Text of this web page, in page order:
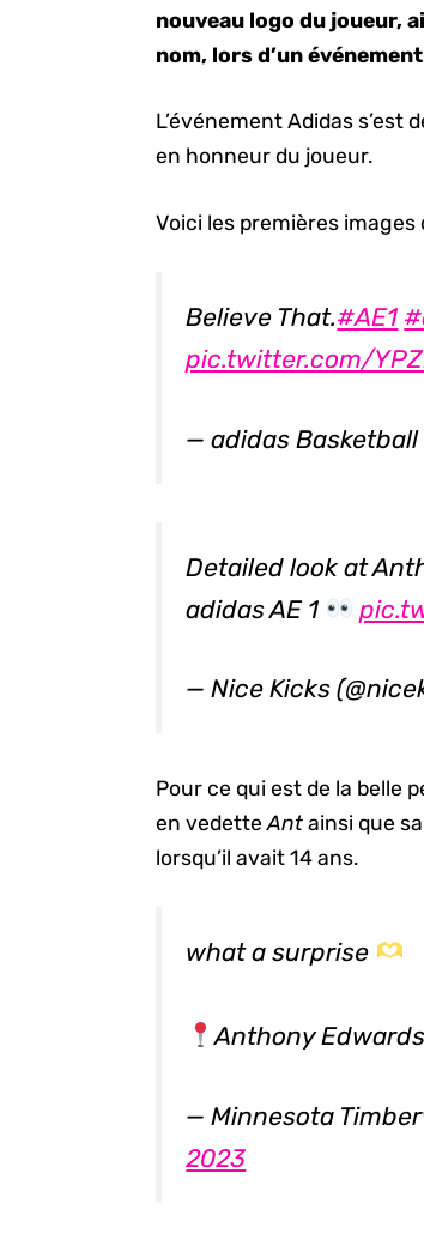
nouveau logo du joueur,
nom, lors d’un
L’événement Adidas s’est
en honneur du joueur.
Voici les premières images
Believe That.#AE1
pic.twitter.com/
— adidas
Detailed look at
adidas AE 1
— Nice Kicks
Pour ce qui est de la belle
en vedetteAnt ainsi que
lorsqu’il avait 14 ans.
what a surprise
Anthony
— Minnesota
2023